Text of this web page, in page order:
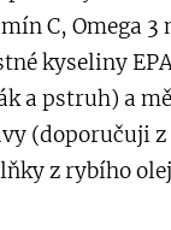
C, Omega
kyseliny
a pstruh) a
(doporučuji
z rybího